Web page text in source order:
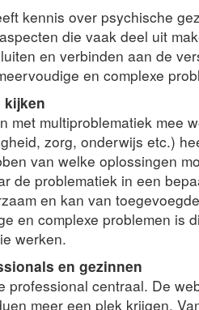
kennis over psychische
die vaak deel uit
en verbinden aan de
en complexe
kijken
met multiproblematiek mee
zorg, onderwijs etc.)
van welke oplossingen
de problematiek in een
en kan van
en complexe problemen is
werken.
en gezinnen
professional centraal. De
meer een plek krijgen.